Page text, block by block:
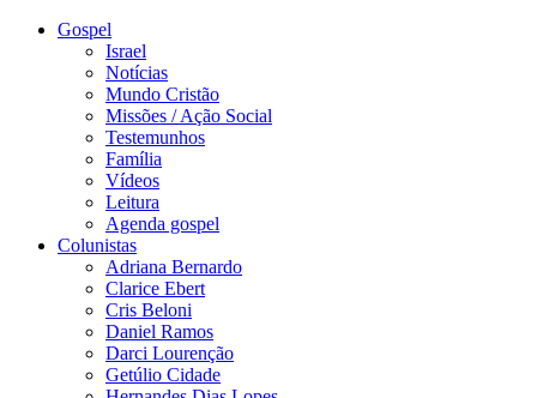
Gospel
Israel
Notícias
Mundo Cristão
Missões / Ação Social
Testemunhos
Família
Vídeos
Leitura
Agenda gospel
Colunistas
Adriana Bernardo
Clarice Ebert
Cris Beloni
Daniel Ramos
Darci Lourenção
Getúlio Cidade